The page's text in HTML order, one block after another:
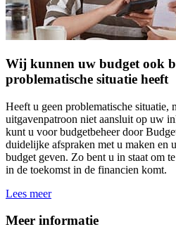
Wij kunnen uw budget ook
problematische situatie heeft
Heeft u geen problematische situatie,
uitgavenpatroon niet aansluit op uw
kunt u voor budgetbeheer door
duidelijke afspraken met u maken en
budget geven. Zo bent u in staat om
in de toekomst in de financien komt.
Lees meer
Meer informatie